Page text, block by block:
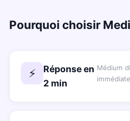
Pourquoi choisir
⚡
Réponse en
2 min
Médium